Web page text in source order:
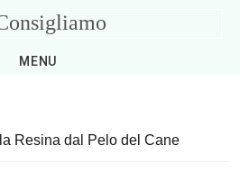
MENU
Resina dal Pelo del Cane